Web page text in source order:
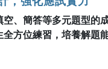
、簡答等多元題型的
方位練習，培養解題